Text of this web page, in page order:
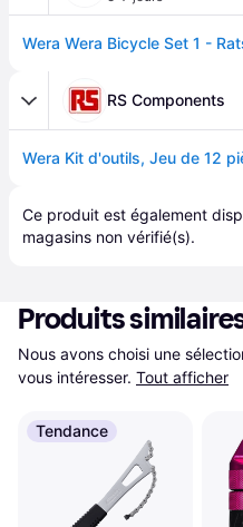
RS Components
Wera Kit d'outils, Jeu de 12
Ce produit est également
magasins non vérifié(s).
Produits
Nous avons choisi une
vous intéresser. Tout afficher
Tendance